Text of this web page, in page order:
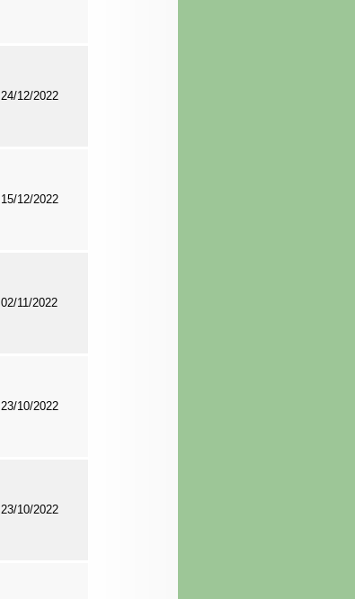
24/12/2022
15/12/2022
02/11/2022
23/10/2022
23/10/2022